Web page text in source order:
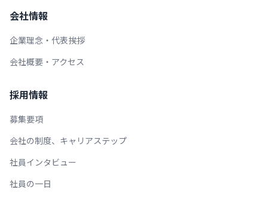
会社情報
企業理念・代表挨拶
会社概要・アクセス
採用情報
募集要項
会社の制度、キャリアステップ
社員インタビュー
社員の一日